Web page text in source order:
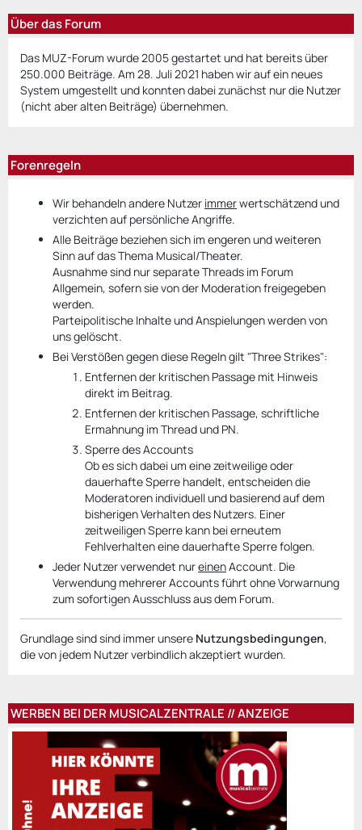
Über das Forum
Das MUZ-Forum wurde 2005 gestartet und hat bereits über
250.000 Beiträge. Am 28. Juli 2021 haben wir auf ein neues
System umgestellt und konnten dabei zunächst nur die Nutzer
(nicht aber alten Beiträge) übernehmen.
Forenregeln
Wir behandeln andere Nutzer immerwertschätzend und
verzichten auf persönliche Angriffe.
Alle Beiträge beziehen sich im engeren und weiteren
Sinn auf das Thema Musical/Theater.
Ausnahme sind nur separate Threads im Forum
Allgemein, sofern sie von der Moderation freigegeben
werden.
Parteipolitische Inhalte und Anspielungen werden von
uns gelöscht.
Bei Verstößen gegen diese Regeln gilt "Three Strikes":
Entfernen der kritischen Passage mit Hinweis
direkt im Beitrag.
Entfernen der kritischen Passage, schriftliche
Ermahnung im Thread und PN.
Sperre des Accounts
Ob es sich dabei um eine zeitweilige oder
dauerhafte Sperre handelt, entscheiden die
Moderatoren individuell und basierend auf dem
bisherigen Verhalten des Nutzers. Einer
zeitweiligen Sperre kann bei erneutem
Fehlverhalten eine dauerhafte Sperre folgen.
Jeder Nutzer verwendet nureinenAccount. Die
Verwendung mehrerer Accounts führt ohne Vorwarnung
zum sofortigen Ausschluss aus dem Forum.
Grundlage sind sind immer unsere Nutzungsbedingungen,
die von jedem Nutzer verbindlich akzeptiert wurden.
WERBEN BEI DER MUSICALZENTRALE // ANZEIGE